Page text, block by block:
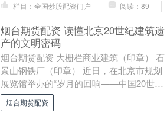
栏目：全国炒股配资门户
阅读：89
烟台期货配资 读懂北京20世纪建筑遗
产的文明密码
烟台期货配资 大栅栏商业建筑（印章） 石
景山钢铁厂（印章） 近日，在北京市规划
展览馆举办的“岁月的回响——中国20世纪
建筑遗产”摄影展，首次以建筑遗产与摄影
艺术....
烟台期货配资